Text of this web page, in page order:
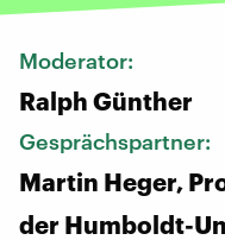
Moderator:
Ralph Günther
Gesprächspartner:
Martin Heger,
der Humboldt-